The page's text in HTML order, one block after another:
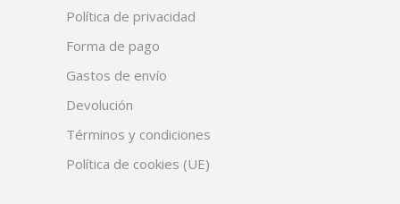
Política de privacidad
Forma de pago
Gastos de envío
Devolución
Términos y condiciones
Política de cookies (UE)